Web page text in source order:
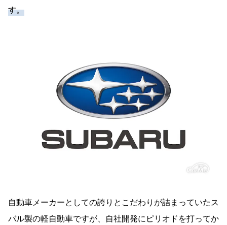
す。
自動車メーカーとしての誇りとこだわりが詰まっていたス
バル製の軽自動車ですが、自社開発にピリオドを打ってか